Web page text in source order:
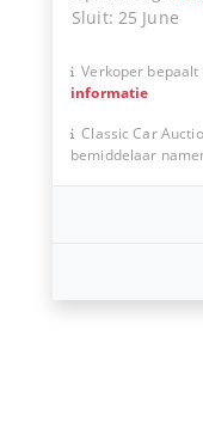
Sluit: 25 June
Verkoper
informatie
Classic Car
bemiddelaar